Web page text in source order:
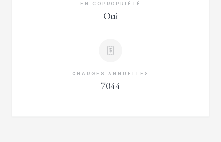
EN COPROPRIÉTÉ
Oui
CHARGES ANNUELLES
7044